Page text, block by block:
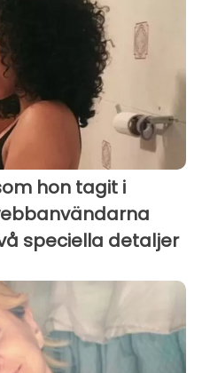
hon tagit i
speciella detaljer